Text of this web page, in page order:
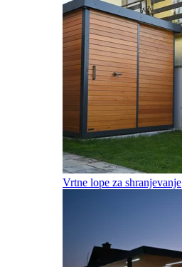
Vrtne lope za shranjevanje